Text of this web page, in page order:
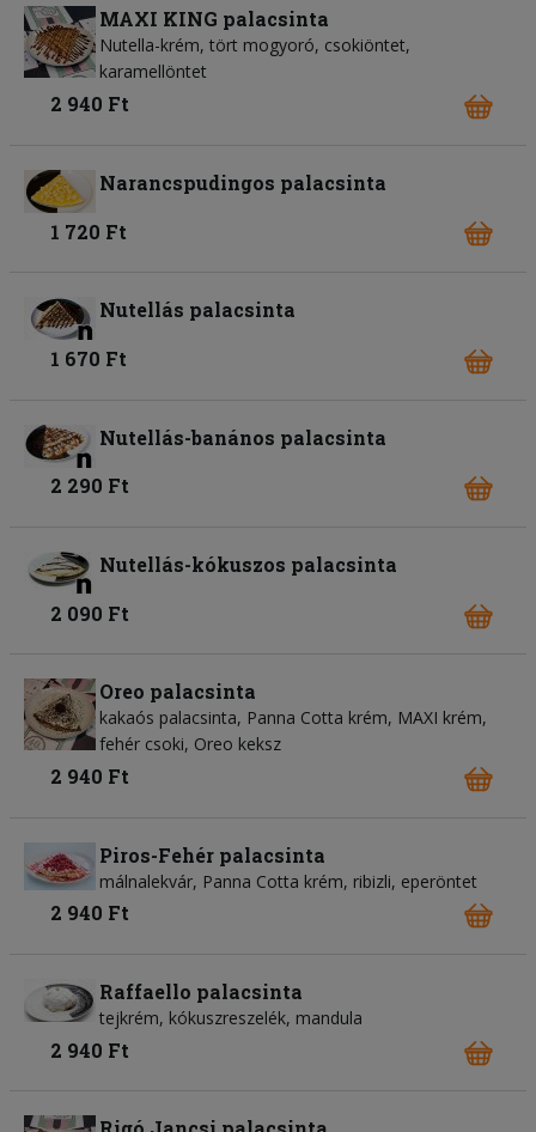
MAXI KING palacsinta
Nutella-krém, tört mogyoró, csokiöntet,
karamellöntet
2 940 Ft
Narancspudingos palacsinta
1 720 Ft
Nutellás palacsinta
1 670 Ft
Nutellás-banános palacsinta
2 290 Ft
Nutellás-kókuszos palacsinta
2 090 Ft
Oreo palacsinta
kakaós palacsinta, Panna Cotta krém, MAXI krém,
fehér csoki, Oreo keksz
2 940 Ft
Piros-Fehér palacsinta
málnalekvár, Panna Cotta krém, ribizli, eperöntet
2 940 Ft
Raffaello palacsinta
tejkrém, kókuszreszelék, mandula
2 940 Ft